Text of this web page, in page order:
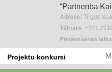
“Partnerība
Adrese: Tirgus
Tālrunis: +371
Pieņemšanas
Projektu konkursi